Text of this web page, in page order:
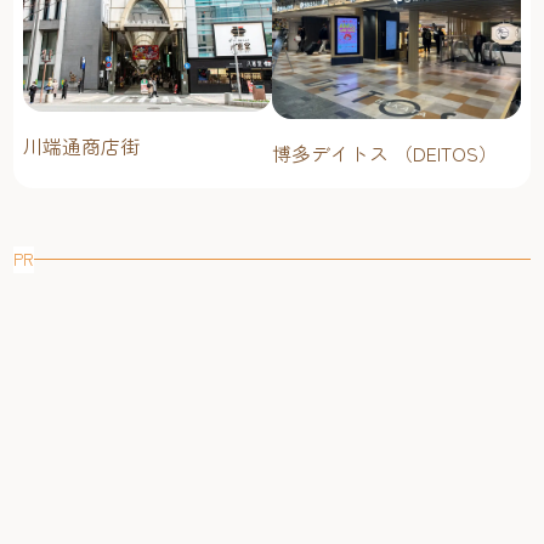
川端通商店街 博多デイトス （DEITOS）
PR